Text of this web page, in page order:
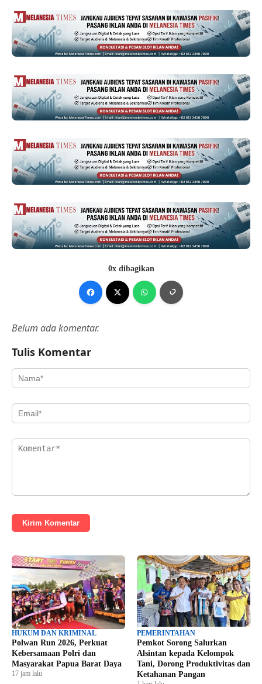
0x dibagikan
Belum ada komentar.
Tulis Komentar
Kirim Komentar
HUKUM DAN KRIMINAL
Polwan Run 2026, Perkuat
Kebersamaan Polri dan
Masyarakat Papua Barat Daya
17 jam lalu
PEMERINTAHAN
Pemkot Sorong Salurkan
Alsintan kepada Kelompok
Tani, Dorong Produktivitas dan
Ketahanan Pangan